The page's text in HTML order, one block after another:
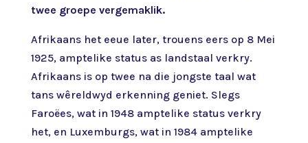
twee groepe vergemaklik.
Afrikaans het eeue later, trouens eers op 8 Mei
1925, amptelike status as landstaal verkry.
Afrikaans is op twee na die jongste taal wat
tans wêreldwyd erkenning geniet. Slegs
Faroëes, wat in 1948 amptelike status verkry
het, en Luxemburgs, wat in 1984 amptelike